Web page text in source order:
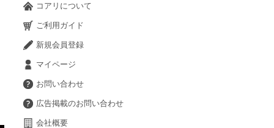
コアリについて
ご利用ガイド
新規会員登録
マイページ
お問い合わせ
広告掲載のお問い合わせ
会社概要